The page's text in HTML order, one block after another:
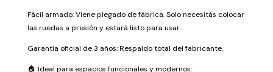
Fácil armado: Viene plegado de fábrica. Solo necesitás colocar
las ruedas a presión y estará listo para usar.
Garantía oficial de 3 años: Respaldo total del fabricante.
🏠 Ideal para espacios funcionales y modernos: